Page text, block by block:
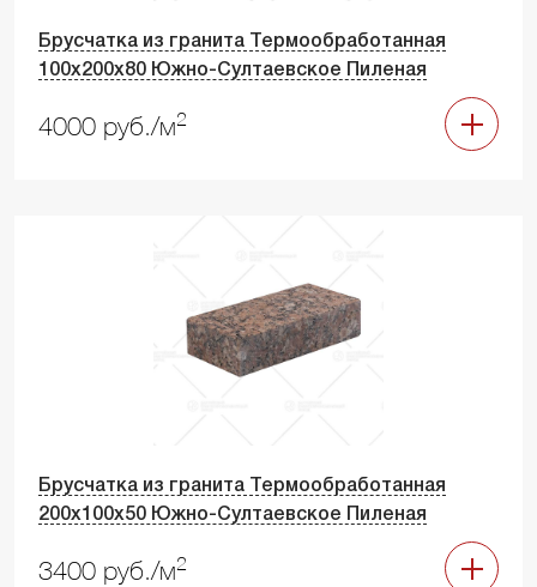
Брусчатка из гранита Термообработанная
100х200х80 Южно-Султаевское Пиленая
4000 руб./м2
Брусчатка из гранита Термообработанная
200х100х50 Южно-Султаевское Пиленая
3400 руб./м2